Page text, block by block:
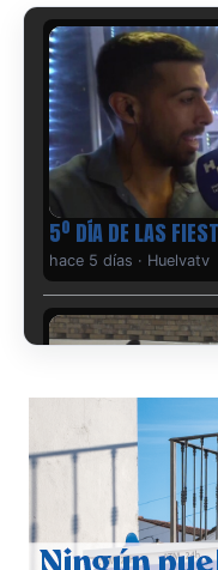
5º DÍA DE LAS
hace 5 días · Huelvatv
CUARTA
2026